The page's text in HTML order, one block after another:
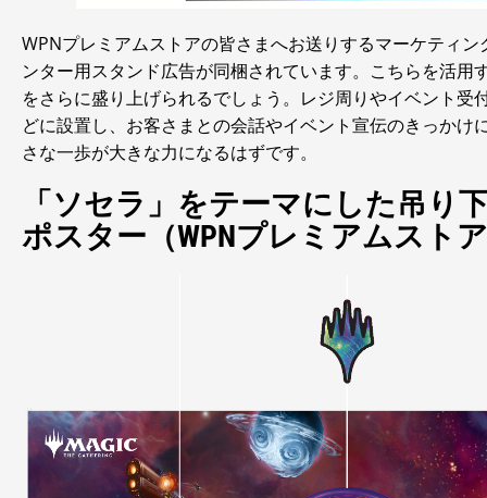
WPNプレミアムストアの皆さまへお送りするマーケティ
ンター用スタンド広告が同梱されています。こちらを活用
をさらに盛り上げられるでしょう。レジ周りやイベント受
どに設置し、お客さまとの会話やイベント宣伝のきっかけ
さな一歩が大きな力になるはずです。
「ソセラ」をテーマにした吊り
ポスター（WPNプレミアムスト